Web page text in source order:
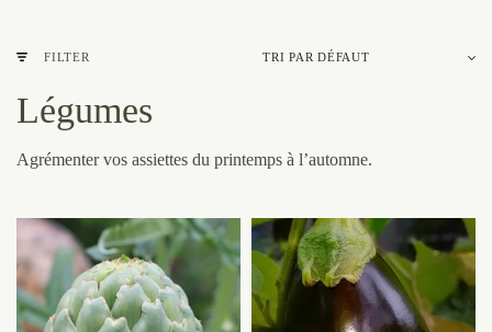
FILTER
Légumes
Agrémenter vos assiettes du printemps à l’automne.